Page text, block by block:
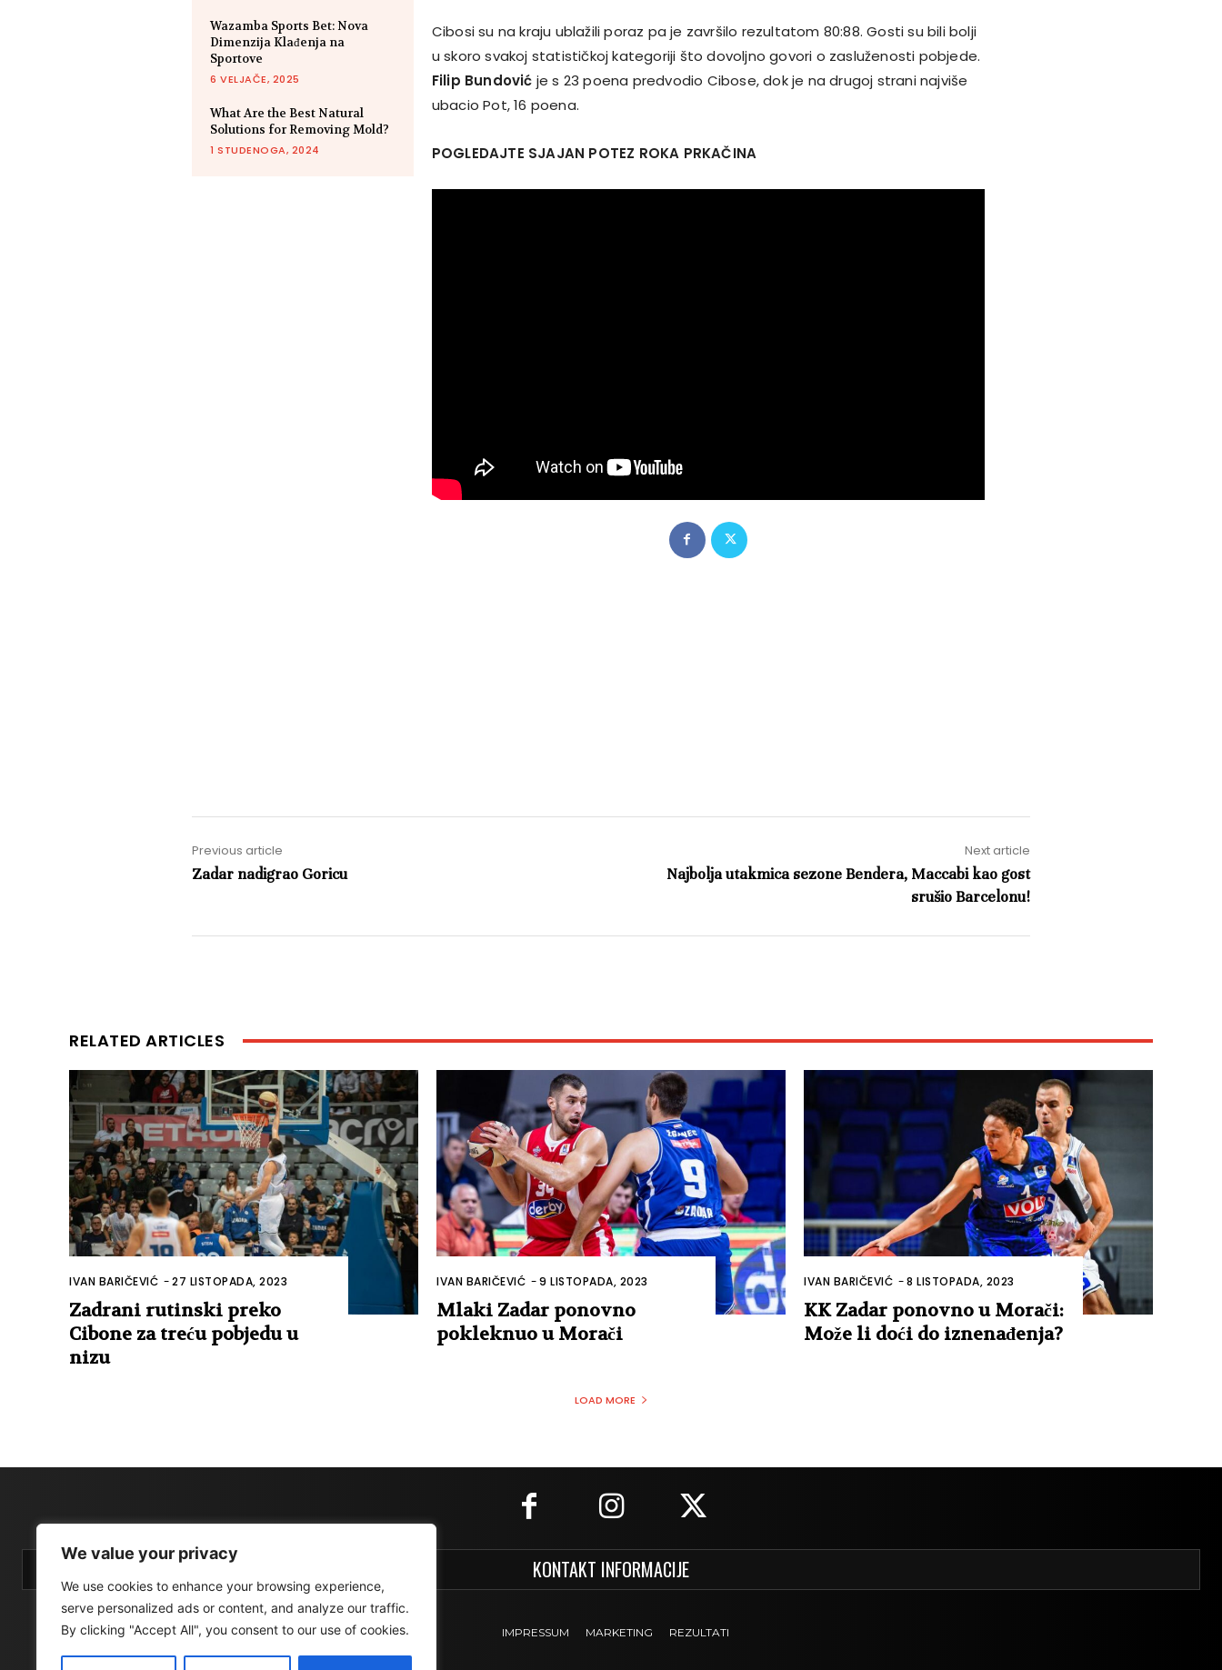
We value your privacy
We use cookies to enhance your browsing experience,
serve personalized ads or content, and analyze our traffic.
By clicking "Accept All", you consent to our use of cookies.
Wazamba Sports Bet: Nova
Dimenzija Klađenja na
Sportove
6 VELJAČE, 2025
What Are the Best Natural
Solutions for Removing Mold?
1 STUDENOGA, 2024
Cibosi su na kraju ublažili poraz pa je završilo rezultatom 80:88. Gosti su bili bolji
u skoro svakoj statističkoj kategoriji što dovoljno govori o zasluženosti pobjede.
Filip Bundović je s 23 poena predvodio Cibose, dok je na drugoj strani najviše
ubacio Pot, 16 poena.
POGLEDAJTE SJAJAN POTEZ ROKA PRKAČINA
Previous article
Zadar nadigrao Goricu
Next article
Najbolja utakmica sezone Bendera, Maccabi kao gost
srušio Barcelonu!
RELATED ARTICLES
IVAN BARIČEVIĆ -27 LISTOPADA, 2023
Zadrani rutinski preko
Cibone za treću pobjedu u
nizu
IVAN BARIČEVIĆ -9 LISTOPADA, 2023
Mlaki Zadar ponovno
pokleknuo u Morači
IVAN BARIČEVIĆ -8 LISTOPADA, 2023
KK Zadar ponovno u Morači:
Može li doći do iznenađenja?
LOAD MORE
KONTAKT INFORMACIJE
IMPRESSUM MARKETING REZULTATI